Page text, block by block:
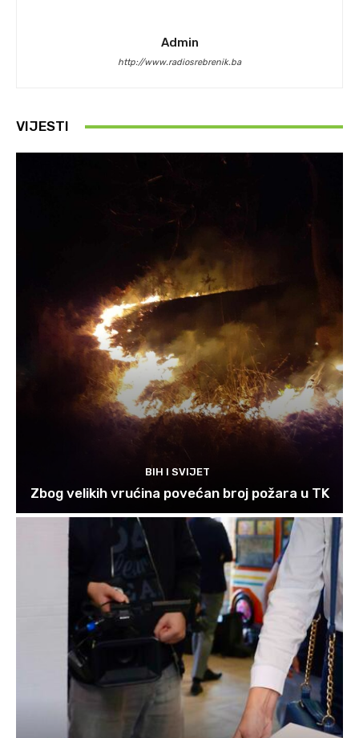
Admin
http://www.radiosrebrenik.ba
VIJESTI
BIH I SVIJET
Zbog velikih vrućina povećan broj požara u TK